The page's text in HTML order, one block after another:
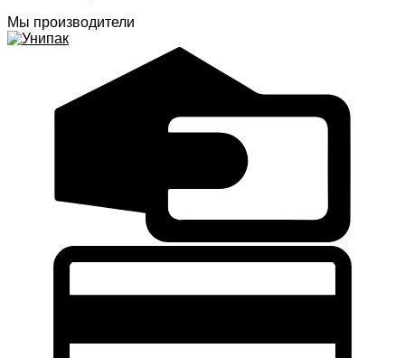
Мы производители